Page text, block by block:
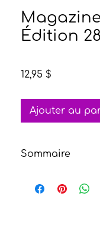
Édition
12,95 $
Ajouter au
Sommaire
violette, une